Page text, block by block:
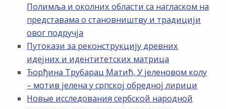
Полимља и околних области са нагласком на
представама о становништву и традицији
овог подручја
Путокази за реконструкцију древних
идејних и идентитетских матрица
Ђорђина Трубарац Матић, У јеленовом колу
– мотив јелена у српској обредној лирици
Новые исследования сербской народной